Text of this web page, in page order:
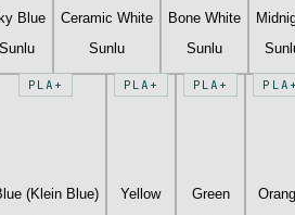
Blue
Sunlu
Ceramic White
Sunlu
Bone White
Sunlu
PLA+
(Klein Blue)
PLA+
Yellow
PLA+
Green
PLA+